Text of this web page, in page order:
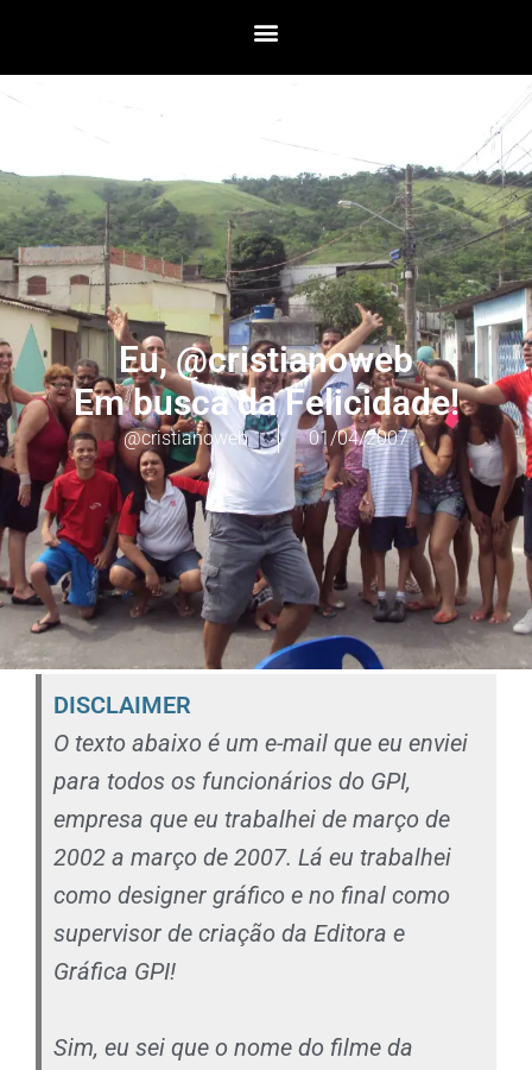
Eu, @cristianoweb
Em busca da Felicidade!
@cristianoweb 01/04/2007
DISCLAIMER
O texto abaixo é um e-mail que eu enviei
para todos os funcionários do GPI,
empresa que eu trabalhei de março de
2002 a março de 2007. Lá eu trabalhei
como designer gráfico e no final como
supervisor de criação da Editora e
Gráfica GPI!
Sim, eu sei que o nome do filme da